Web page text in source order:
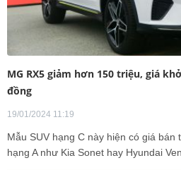
MG RX5 giảm hơn 150 triệu, giá
đồng
19/01/2024 11:19
Mẫu SUV hạng C này hiện có giá
hạng A như Kia Sonet hay Hyundai